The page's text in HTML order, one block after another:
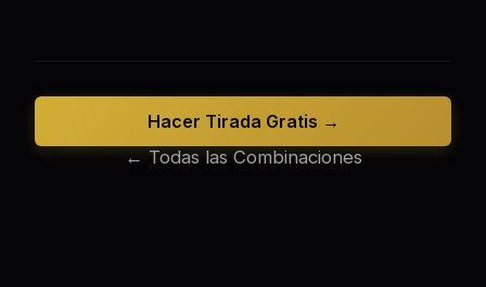
← Todas las Combinaciones
Hacer Tirada Gratis →